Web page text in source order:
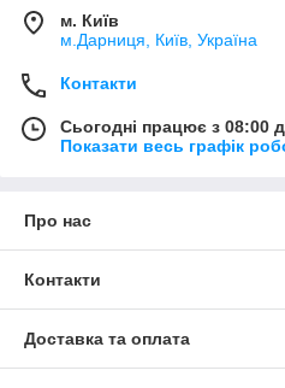
м. Київ
м.Дарниця, Київ, Україна
Контакти
Сьогодні працює з 08:00
Показати весь графік
Про нас
Контакти
Доставка та оплата